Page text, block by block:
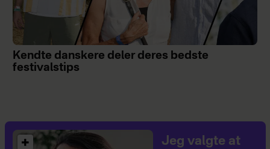
Kendte danskere deler deres bedste
festivalstips
Jeg valgte at